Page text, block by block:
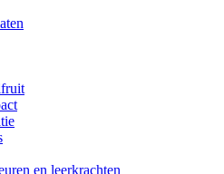
en leerkrachten